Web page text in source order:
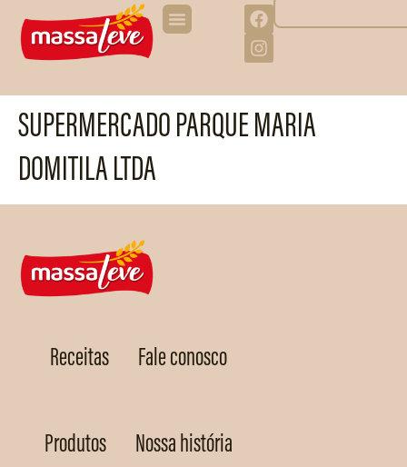
SUPERMERCADO PARQUE MARIA
DOMITILA LTDA
Receitas Fale conosco
Produtos Nossa história